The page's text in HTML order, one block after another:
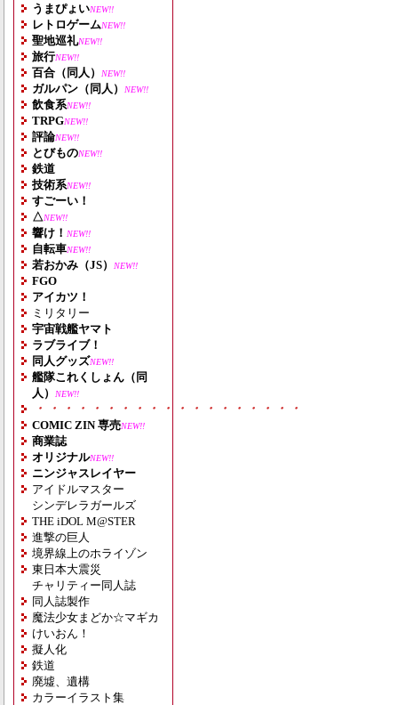
うまぴょいNEW!!
レトロゲームNEW!!
聖地巡礼NEW!!
旅行NEW!!
百合（同人） NEW!!
ガルパン（同人） NEW!!
飲食系NEW!!
TRPGNEW!!
評論NEW!!
とびものNEW!!
鉄道
技術系NEW!!
すごーい！
△NEW!!
響け！ NEW!!
自転車NEW!!
若おかみ（JS） NEW!!
FGO
アイカツ！
ミリタリー
宇宙戦艦ヤマト
ラブライブ！
同人グッズNEW!!
艦隊これくしょん（同
人）
NEW!!
・・・・・・・・・・・・・・・・・・・
COMIC ZIN 専売NEW!!
商業誌
オリジナルNEW!!
ニンジャスレイヤー
アイドルマスター
シンデレラガールズ
THE iDOL M@STER
進撃の巨人
境界線上のホライゾン
東日本大震災
チャリティー同人誌
同人誌製作
魔法少女まどか☆マギカ
けいおん！
擬人化
鉄道
廃墟、遺構
カラーイラスト集